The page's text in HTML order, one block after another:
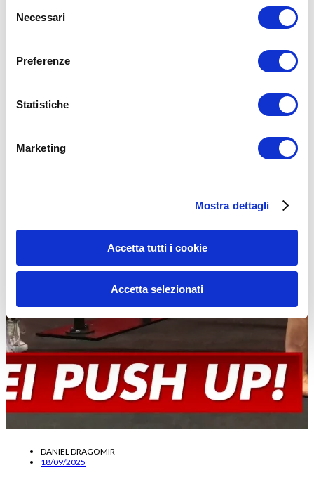
delNecessari
Preferenze
Statistiche
Marketing
Mostra dettagli
Accetta tutti i cookie
Accetta selezionati
Il Calisthenics sarà la una rivoluzione con questo manuale che ti
regalo proprio in questo articolo!
DANIEL DRAGOMIR
18/09/2025